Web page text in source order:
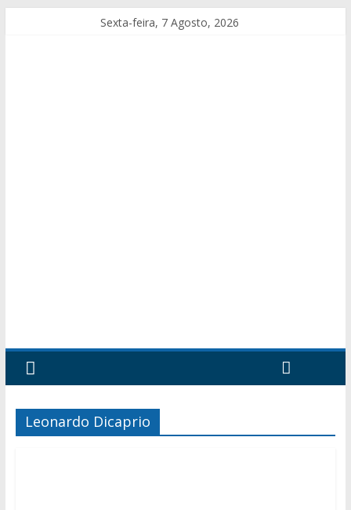
Sexta-feira, 7 Agosto, 2026
Leonardo Dicaprio